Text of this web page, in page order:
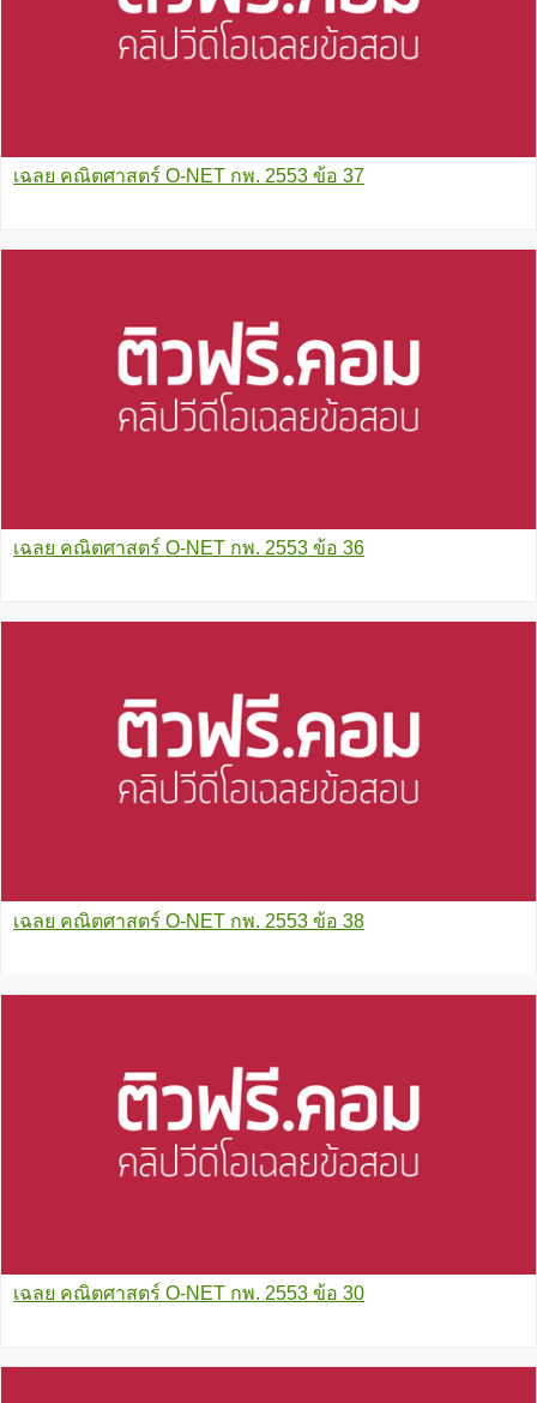
เฉลย คณิตศาสตร์ O-NET กพ. 2553 ข้อ 37
เฉลย คณิตศาสตร์ O-NET กพ. 2553 ข้อ 36
เฉลย คณิตศาสตร์ O-NET กพ. 2553 ข้อ 38
เฉลย คณิตศาสตร์ O-NET กพ. 2553 ข้อ 30